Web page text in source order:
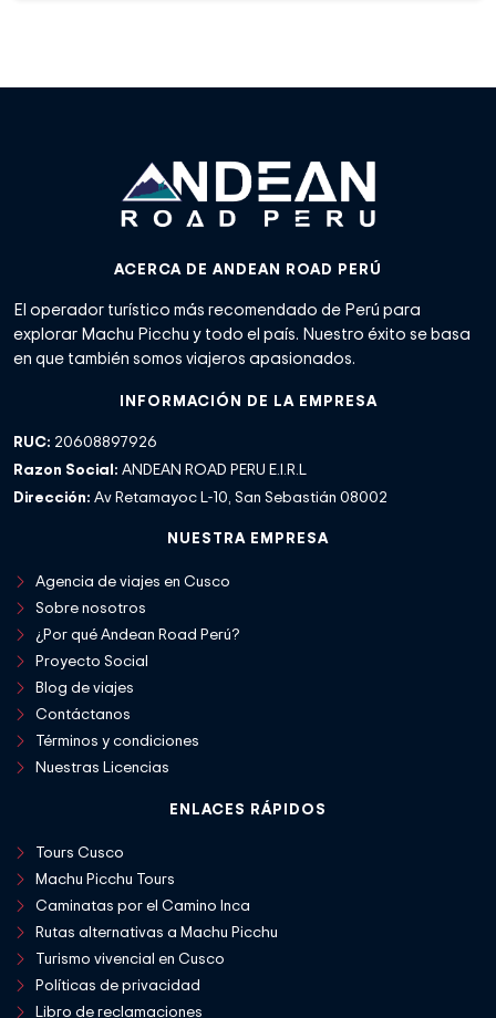
ACERCA DE ANDEAN ROAD PERÚ
El operador turístico más recomendado de Perú para
explorar Machu Picchu y todo el país. Nuestro éxito se basa
en que también somos viajeros apasionados.
INFORMACIÓN DE LA EMPRESA
RUC: 20608897926
Razon Social: ANDEAN ROAD PERU E.I.R.L
Dirección: Av Retamayoc L-10, San Sebastián 08002
NUESTRA EMPRESA
Agencia de viajes en Cusco
Sobre nosotros
¿Por qué Andean Road Perú?
Proyecto Social
Blog de viajes
Contáctanos
Términos y condiciones
Nuestras Licencias
ENLACES RÁPIDOS
Tours Cusco
Machu Picchu Tours
Caminatas por el Camino Inca
Rutas alternativas a Machu Picchu
Turismo vivencial en Cusco
Políticas de privacidad
Libro de reclamaciones